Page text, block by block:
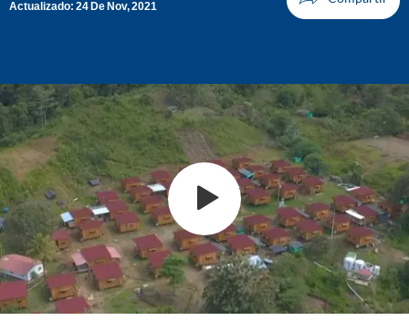
Actualizado: 24 De Nov, 2021